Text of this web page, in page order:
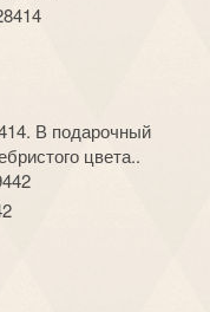
В подарочный
цвета..